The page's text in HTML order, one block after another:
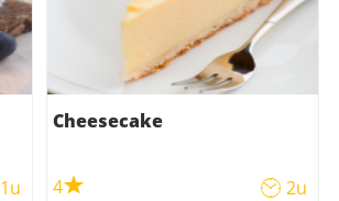
1u
Cheesecake
4 2u